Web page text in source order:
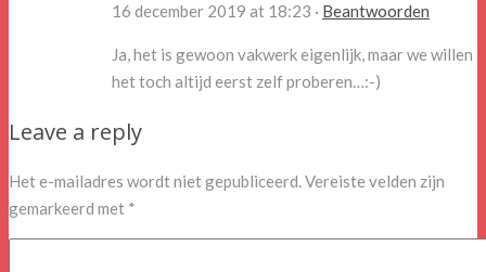
16 december 2019 at 18:23 · Beantwoorden
Ja, het is gewoon vakwerk eigenlijk, maar we willen
het toch altijd eerst zelf proberen…:-)
Leave a reply
Het e-mailadres wordt niet gepubliceerd.Vereiste velden zijn
gemarkeerd met *